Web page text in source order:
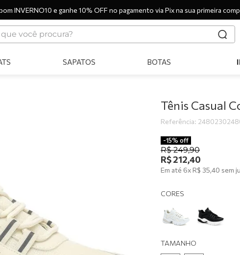
INVERNO10 e ganhe 10% OFF no pagamento via Pix na sua primeira
você procura?
SAPATOS BOTAS
Tênis Casual
Referência:
-15% off
R$ 249,90
R$212,40
Em até 6xR$ 35,40 sem
CORES
TAMANHO
tênis preto
tênis branco